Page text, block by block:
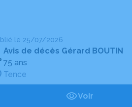
le 25/07/2026
Avis de décès Gérard BOUTIN
75 ans
Tence
Voir